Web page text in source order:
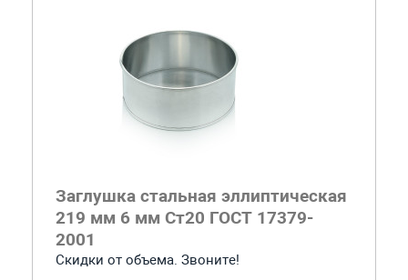
Заглушка стальная эллиптическая
219 мм 6 мм Ст20 ГОСТ 17379-
2001
Скидки от объема. Звоните!